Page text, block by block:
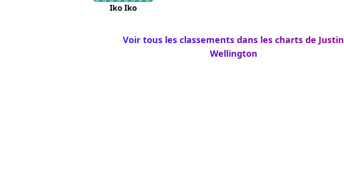
Iko Iko
Voir tous les classements dans les charts de Justin
Wellington